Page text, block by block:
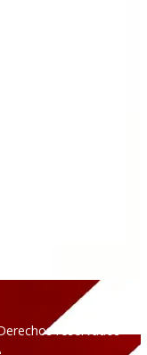
reservados